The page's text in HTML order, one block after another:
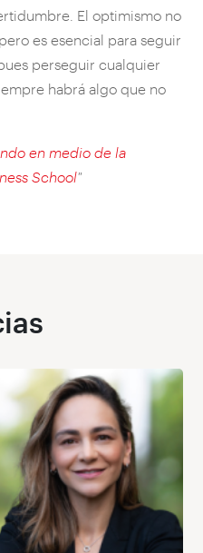
El optimismo no
es esencial para seguir
perseguir cualquier
habrá algo que no
en medio de la
School"